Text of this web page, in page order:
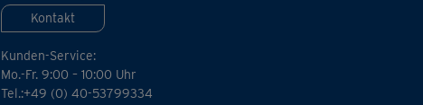
Kontakt
Kunden-Service:
Mo.-Fr. 9:00 – 10:00 Uhr
Tel.:+49 (0) 40-53799334